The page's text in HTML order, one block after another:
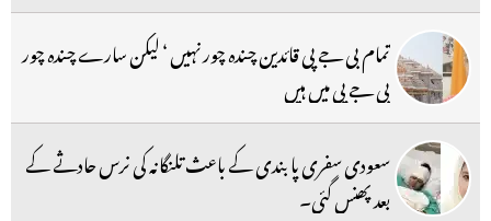
تمام بی جے پی قائدین چندہ چور نہیں ‘ لیکن سارے چندہ چور
بی جے پی میں ہیں
سعودی سفری پابندی کے باعث تلنگانہ کی نرس حادثے کے
بعد پھنس گئی۔